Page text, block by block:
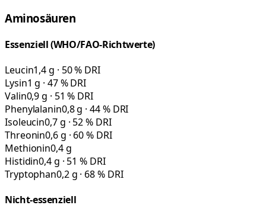
Aminosäuren
Essenziell (WHO/FAO-Richtwerte)
Leucin1,4 g · 50 % DRI
Lysin1 g · 47 % DRI
Valin0,9 g · 51 % DRI
Phenylalanin0,8 g · 44 % DRI
Isoleucin0,7 g · 52 % DRI
Threonin0,6 g · 60 % DRI
Methionin0,4 g
Histidin0,4 g · 51 % DRI
Tryptophan0,2 g · 68 % DRI
Nicht-essenziell